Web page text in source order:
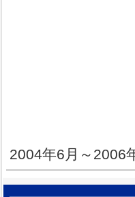
2004年6月～2006